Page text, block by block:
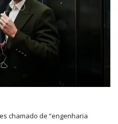
chamado de “engenharia